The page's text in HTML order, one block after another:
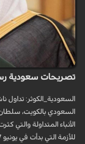
تصريحات سعودية
السعودية_الكوثر:
السعودي بالكويت،
الأنباء المتداولة
للأزمة التي بدأت في يونيو 2017.